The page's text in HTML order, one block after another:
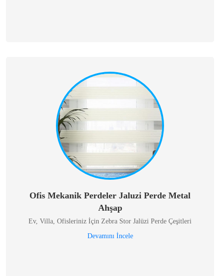
Ofis Mekanik Perdeler Jaluzi Perde Metal
Ahşap
Ev, Villa, Ofisleriniz İçin Zebra Stor Jalüzi Perde Çeşitleri
Devamını İncele